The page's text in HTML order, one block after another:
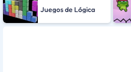
Juegos de Lógica